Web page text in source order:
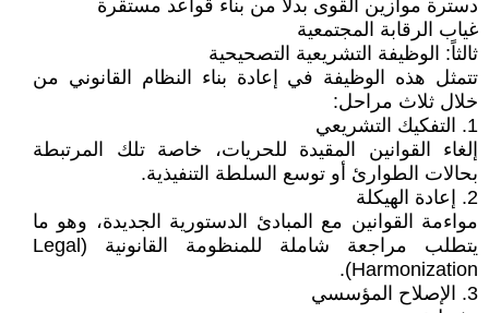
دسترة موازين القوى بدلاً من بناء قواعد مستقرة
غياب الرقابة المجتمعية
ثالثاً: الوظيفة التشريعية التصحيحية
تتمثل هذه الوظيفة في إعادة بناء النظام القانوني من
خلال ثلاث مراحل:
1. التفكيك التشريعي
إلغاء القوانين المقيدة للحريات، خاصة تلك المرتبطة
بحالات الطوارئ أو توسع السلطة التنفيذية.
2. إعادة الهيكلة
مواءمة القوانين مع المبادئ الدستورية الجديدة، وهو ما
يتطلب مراجعة شاملة للمنظومة القانونية (Legal
Harmonization).
3. الإصلاح المؤسسي